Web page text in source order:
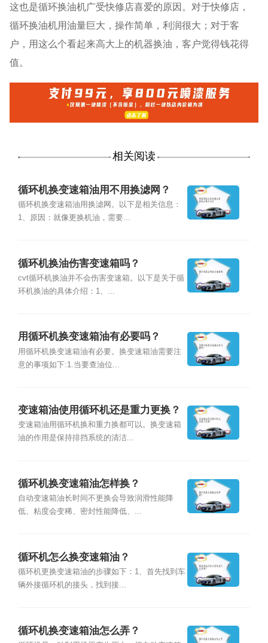
这也是循环换油机广受快修店喜爱的原因。对于快修店，
循环换油机用油量巨大，操作简单，利润很大；对于客
户，用这么个看起来高大上的机器换油，客户觉得钱花得
值。
相关阅读
循环机换变速箱油用不用换滤网？
循环机换变速箱油用换滤网。以下是相关信息：
1、原因：就像更换机油，需要...
循环机换油伤害变速箱吗？
cvt循环机换油并不会伤害变速箱。以下是关于循
环机换油的具体介绍：1、...
用循环机换变速箱油有必要吗？
用循环机换变速箱油有必要。换变速箱油需要注
意的事项如下:1.当要查油位...
变速箱油使用循环机还是重力更换？
变速箱油用循环机换和重力换都可以。换变速箱
油的作用是保持排挡系统的清洁...
循环机换变速箱油怎样换？
自动变速箱油长时间不更换会导致润滑性能降
低、粘度会变稀、密封性能降低、...
循环机怎么换变速箱油？
循环机更换变速箱油的步骤如下：1、首先找到车
辆外接循环机的接头，找到接...
循环机换变速箱油怎么弄？